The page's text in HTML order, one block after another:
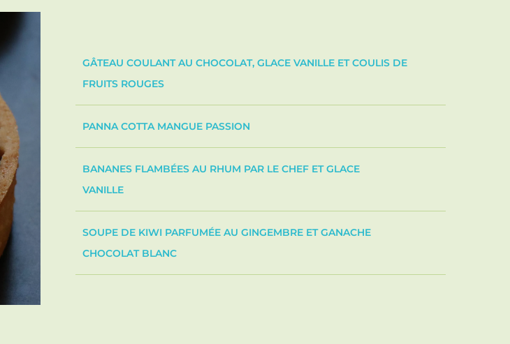
GÂTEAU COULANT AU CHOCOLAT, GLACE VANILLE ET COULIS DE
FRUITS ROUGES
PANNA COTTA MANGUE PASSION
BANANES FLAMBÉES AU RHUM PAR LE CHEF ET GLACE
VANILLE
SOUPE DE KIWI PARFUMÉE AU GINGEMBRE ET GANACHE
CHOCOLAT BLANC